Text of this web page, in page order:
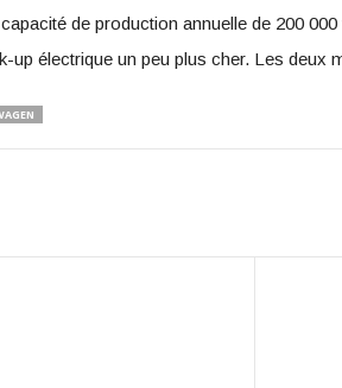
de production annuelle de 200
up électrique un peu plus cher. Les deux